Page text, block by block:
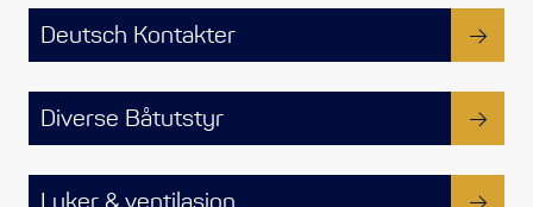
Deutsch Kontakter
Diverse Båtutstyr
Luker & ventilasjon
Brannslukkere
Hydraulisk styring